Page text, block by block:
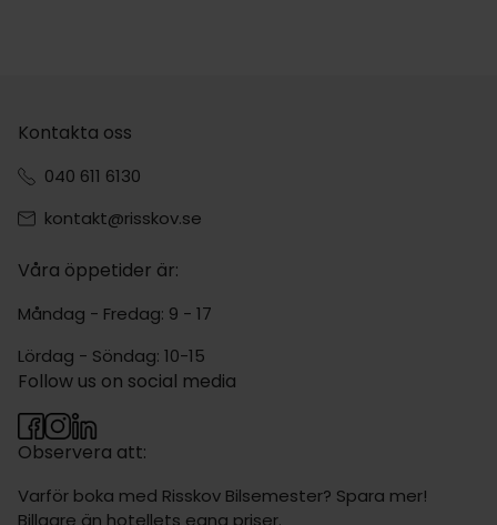
Kontakta oss
040 611 6130
kontakt@risskov.se
Våra öppetider är:
Måndag - Fredag: 9 - 17
Lördag - Söndag: 10-15
Observera att:
Varför boka med Risskov Bilsemester? Spara mer!
Billgare än hotellets egna priser.
Follow us on social media